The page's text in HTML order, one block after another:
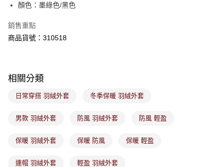
１．透過由恩沛科技股份有限公司提供之「AFTEE先享後付」服務完成之交
權轉讓予恩沛科技股份有限公司。
２．關於個人資料處理事宜，請瀏覽以下網址：
４．使用「AFTEE先享後付」時，將依據個別帳號之用戶狀況，依本公司即
請求用戶進行身份認證。
恩沛科技股份有限公司將有權停止該用戶之使用額度並採取法律行動。
免運費
付款後7-11取貨
免運費
免運費
付款後門市取貨
顏色：墨綠色/黑色
銷售重點
商品貨號：310518
相關分類
日常穿搭 羽絨外套 冬季保暖 羽絨外套
男款 羽絨外套 防風 羽絨外套 防風 輕盈
保暖 羽絨外套 保暖 防風 保暖 輕盈
連帽 羽絨外套 輕盈 羽絨外套